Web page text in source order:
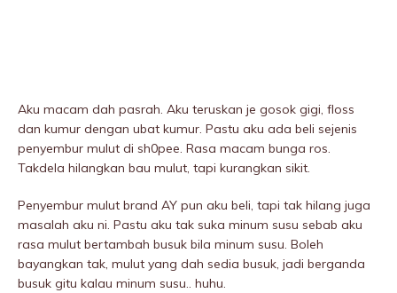
Aku macam dah pasrah. Aku teruskan je gosok gigi, floss
dan kumur dengan ubat kumur. Pastu aku ada beli sejenis
penyembur mulut di sh0pee. Rasa macam bunga ros.
Takdela hilangkan bau mulut, tapi kurangkan sikit.
Penyembur mulut brand AY pun aku beli, tapi tak hilang juga
masalah aku ni. Pastu aku tak suka minum susu sebab aku
rasa mulut bertambah busuk bila minum susu. Boleh
bayangkan tak, mulut yang dah sedia busuk, jadi berganda
busuk gitu kalau minum susu.. huhu.